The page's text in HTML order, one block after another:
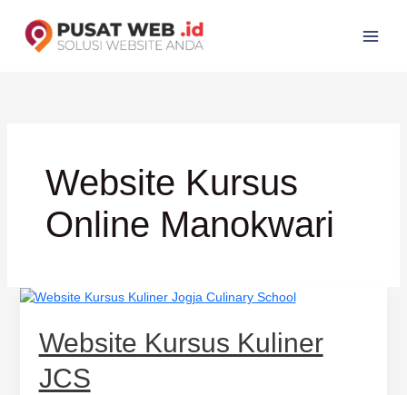
konten
Website Kursus
Online Manokwari
Website Kursus Kuliner
JCS
Website
Kuliner
JCS